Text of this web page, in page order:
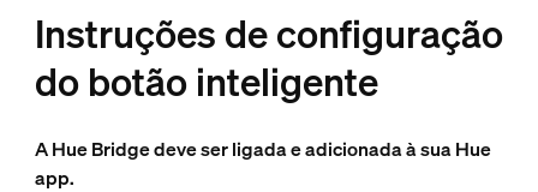
Instruções de configuração
do botão inteligente
A Hue Bridge deve ser ligada e adicionada à sua Hue
app.